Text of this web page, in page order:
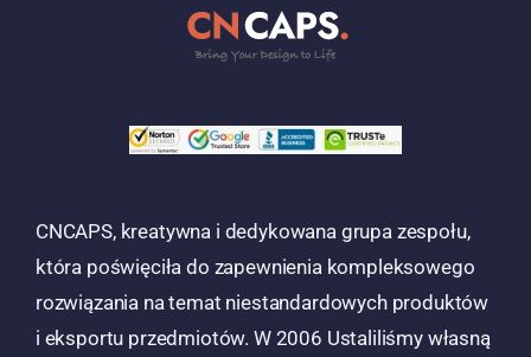
CNCAPS, kreatywna i dedykowana grupa zespołu,
która poświęciła do zapewnienia kompleksowego
rozwiązania na temat niestandardowych produktów
i eksportu przedmiotów. W 2006 Ustaliliśmy własną